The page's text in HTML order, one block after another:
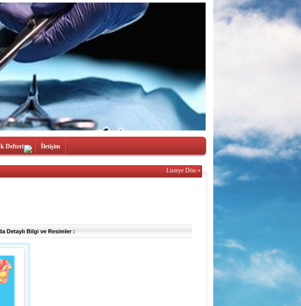
Defteri İletişim
Listeye Dön »
Detaylı Bilgi ve Resimler :